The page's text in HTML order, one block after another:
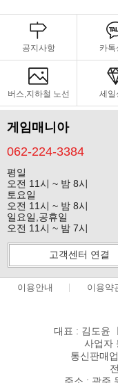
공지사항 카톡
버스,지하철 노선 세일
게임매니아
062-224-3384
평일
오전 11시 ~ 밤 8시
토요일
오전 11시 ~ 밤 8시
일요일,공휴일
오전 11시 ~ 밤 7시
고객센터 연결
이용안내 이용약
대표 : 김도윤
사업자
통신판매
주소 : 광주